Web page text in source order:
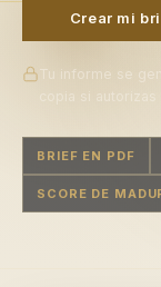
Crear mi
Tu informe se
copia si
BRIEF EN PDF
SCORE DE